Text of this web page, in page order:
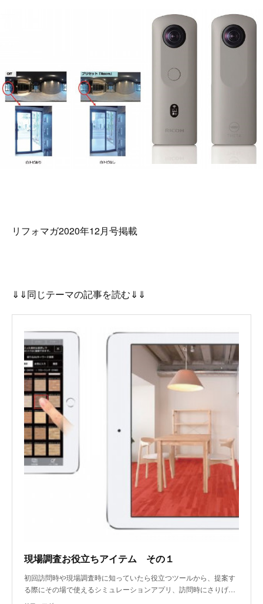
リフォマガ2020年12月号掲載
⇓⇓同じテーマの記事を読む⇓⇓
現場調査お役立ちアイテム その１
初回訪問時や現場調査時に知っていたら役立つツールから、提案す
る際にその場で使えるシミュレーションアプリ、訪問時にさりげ…